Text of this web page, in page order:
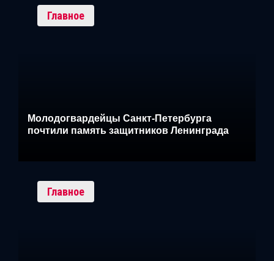
Главное
Молодогвардейцы Санкт-Петербурга
почтили память защитников Ленинграда
Главное